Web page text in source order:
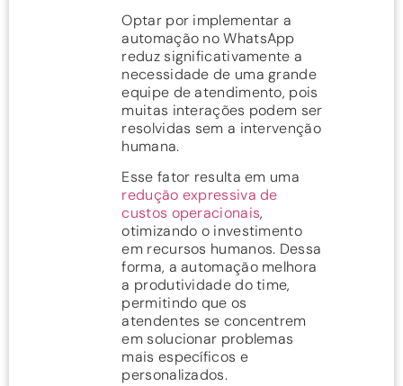
Optar por implementar a
automação no WhatsApp
reduz significativamente a
necessidade de uma grande
equipe de atendimento, pois
muitas interações podem ser
resolvidas sem a intervenção
humana.
Esse fator resulta em uma
redução expressiva de
custos operacionais,
otimizando o investimento
em recursos humanos. Dessa
forma, a automação melhora
a produtividade do time,
permitindo que os
atendentes se concentrem
em solucionar problemas
mais específicos e
personalizados.